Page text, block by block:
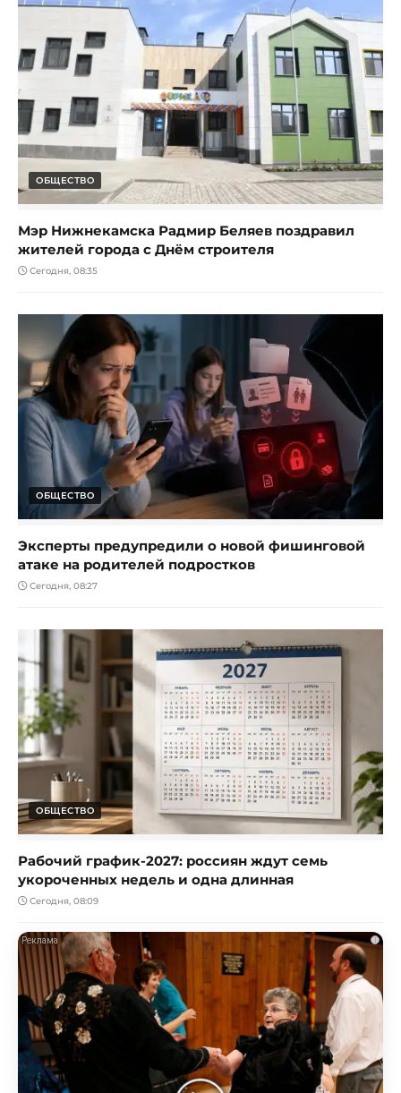
ОБЩЕСТВО
Мэр Нижнекамска Радмир Беляев поздравил
жителей города с Днём строителя
Сегодня, 08:35
ОБЩЕСТВО
Эксперты предупредили о новой фишинговой
атаке на родителей подростков
Сегодня, 08:27
ОБЩЕСТВО
Рабочий график-2027: россиян ждут семь
укороченных недель и одна длинная
Сегодня, 08:09
i